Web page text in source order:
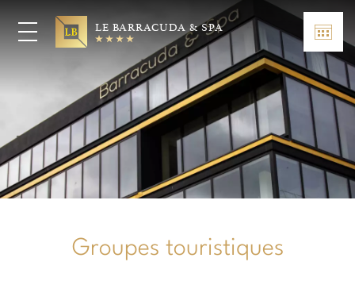
LE BARRACUDA & SPA
Groupes touristiques